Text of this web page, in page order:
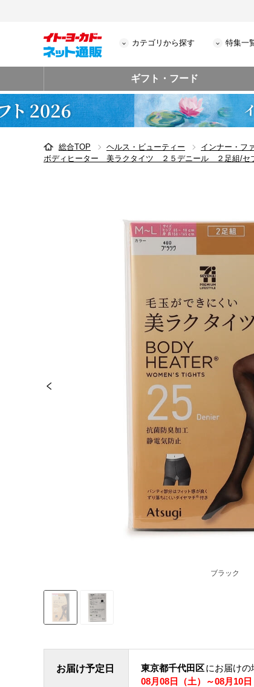
カテゴリから探す 特集一
ギフト・フード
総合TOP ヘルス・ビューティー インナー・フ
ボディヒーター 美ラクタイツ ２５デニール ２足組/セ
ブラック
お届け予定日 東京都千代田区にお届けの
08月08日（土）～08月10日